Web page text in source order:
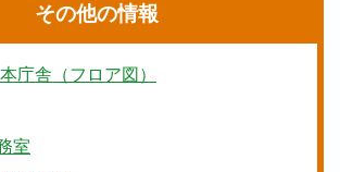
その他の情報
庁舎（フロア図）
室